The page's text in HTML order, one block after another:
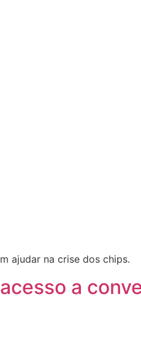
ajudar na crise dos chips.
a